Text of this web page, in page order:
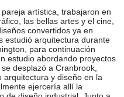
artística, trabajaron en
las bellas artes y el cine,
convertidos ya en
estudió arquitectura durante
para continuación
estudio abordando proyectos
desplazó a Cranbrook,
arquitectura y diseño en la
ejercería allí la